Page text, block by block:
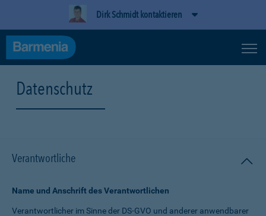
Dirk Schmidt kontaktieren
Datenschutz
Verantwortliche
Name und Anschrift des Verantwortlichen
Verantwortlicher im Sinne der DS-GVO und anderer anwendbarer